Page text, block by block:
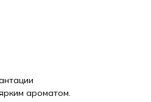
ароматом.